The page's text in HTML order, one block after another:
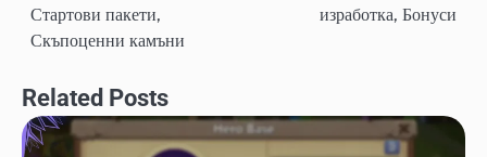
Стартови пакети,
Скъпоценни камъни
изработка, Бонуси
Related Posts